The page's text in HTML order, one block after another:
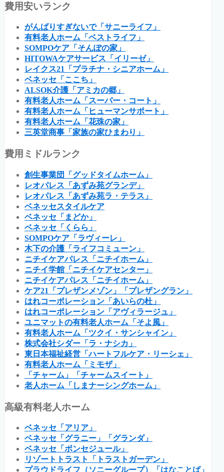
費用安いランク
がんばりすぎないで「サニーライフ」
有料老人ホーム「ベストライフ」
SOMPOケア「そんぽの家」
HITOWAケアサービス「イリーゼ」
レイクス21「プラチナ・シニアホーム」
ベネッセ「ここち」
ALSOK介護「アミカの郷」
有料老人ホーム「スーパー・コート」
有料老人ホーム「ヒューマンサポート」
有料老人ホーム「花珠の家」
三英堂商事「家族の家ひまわり」
費用ミドルランク
創生事業団「グッドタイムホーム」
レオパレス「あずみ苑グランデ」
レオパレス「あずみ苑ラ・テラス」
ベネッセスタイルケア
ベネッセ「まどか」
ベネッセ「くらら」
SOMPOケア「ラヴィーレ」
木下の介護「ライフコミューン」
ニチイケアパレス「ニチイホーム」
ニチイ学館「ニチイケアセンター」
ニチイケアパレス「ニチイホーム」
ケア21「プレザンメゾン」「プレザングラン」
はれコーポレーション「あいらの杜」
はれコーポレーション「アヴィラージュ」
ユニマットの有料老人ホーム「そよ風」
有料老人ホーム「ツクイ・サンシャイン」
株式会社シダー「ラ・ナシカ」
東日本福祉経営「ハートフルケア・リーシェ」
有料老人ホーム「ミモザ」
「チャーム」「チャームスイート」
老人ホーム「しまナーシングホーム」
高級有料老人ホーム
ベネッセ「アリア」
ベネッセ「グラニー」「グランダ」
ベネッセ「ボンセジュール」
リゾートトラスト「トラストガーデン」
プラウドライフ（ソニーグループ）「はなことば」